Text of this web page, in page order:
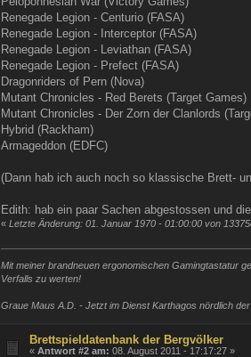
Renegade Legion - Centurio (FASA)
Renegade Legion - Interceptor (FASA)
Renegade Legion - Leviathan (FASA)
Renegade Legion - Prefect (FASA)
Dragonriders of Pern (Nova)
Mutant Chronicles - Red Berets (Target Games)
Mutant Chronicles - Der Zorn der Clanlords
Hybrid (Rackham)
Armageddon (EDFC)
(Dann hab ich auch noch so klassische Brett-
Edith: hab ein paar Sachen abgestossen und
« Letzte Änderung: 01. Januar 1970 - 01:00:00 von
Mit meiner brandneuen ergonomischen Gamingtastatur
Verfalls zu werten!
Graue Maus A.D. - Jetzt im Dienst Karthagos nördlich
Brettspieldatenbank der Bergvölker
«Antwort #2 am: 08. August 2011 - 17:17:27 »